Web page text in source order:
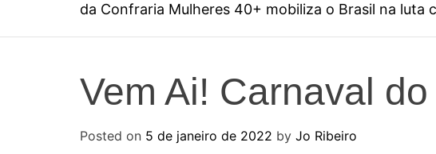
da Confraria Mulheres 40+ mobiliza o Brasil na luta
Vem Ai! Carnaval do
Posted on 5 de janeiro de 2022 by Jo Ribeiro